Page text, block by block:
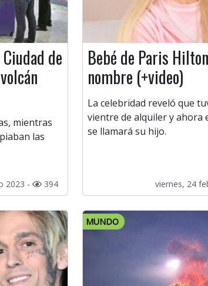
de
mientras
las
2023 - 394
Bebé de Paris
nombre (+video)
La celebridad reveló que
vientre de alquiler y ahora
se llamará su hijo.
viernes, 24
MUNDO